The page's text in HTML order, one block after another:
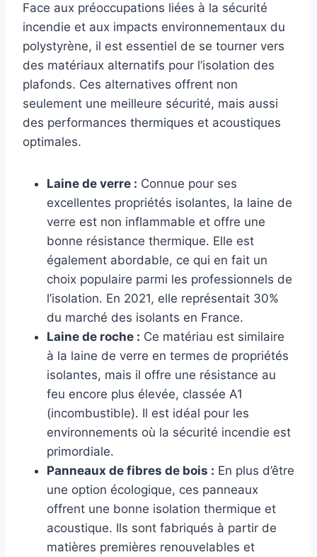
Face aux préoccupations liées à la sécurité
incendie et aux impacts environnementaux du
polystyrène, il est essentiel de se tourner vers
des matériaux alternatifs pour l’isolation des
plafonds. Ces alternatives offrent non
seulement une meilleure sécurité, mais aussi
des performances thermiques et acoustiques
optimales.
Laine de verre : Connue pour ses
excellentes propriétés isolantes, la laine de
verre est non inflammable et offre une
bonne résistance thermique. Elle est
également abordable, ce qui en fait un
choix populaire parmi les professionnels de
l’isolation. En 2021, elle représentait 30%
du marché des isolants en France.
Laine de roche : Ce matériau est similaire
à la laine de verre en termes de propriétés
isolantes, mais il offre une résistance au
feu encore plus élevée, classée A1
(incombustible). Il est idéal pour les
environnements où la sécurité incendie est
primordiale.
Panneaux de fibres de bois : En plus d’être
une option écologique, ces panneaux
offrent une bonne isolation thermique et
acoustique. Ils sont fabriqués à partir de
matières premières renouvelables et